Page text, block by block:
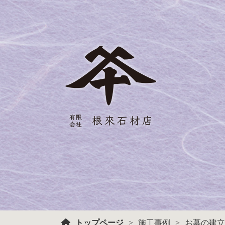
トップページ 施工事例 お墓の建立